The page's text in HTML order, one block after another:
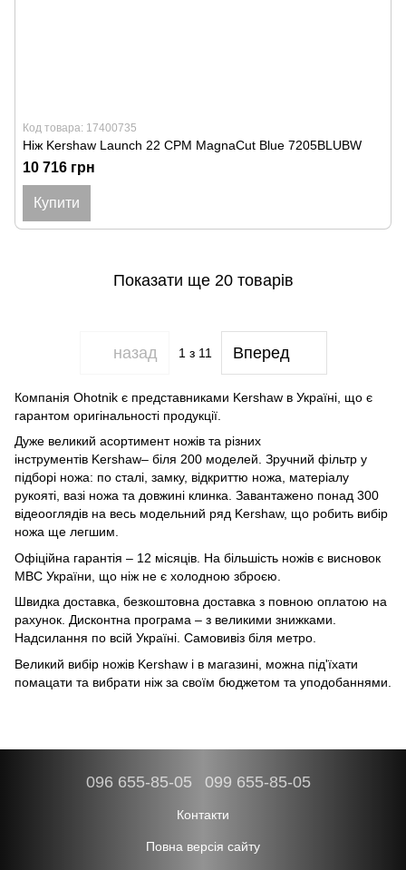
Код товара: 17400735
Ніж Kershaw Launch 22 CPM MagnaCut Blue 7205BLUBW
10 716 грн
Купити
Показати ще 20 товарів
назад 1 з 11 Вперед
Компанія Ohotnik є представниками Kershaw в Україні, що є
гарантом оригінальності продукції.
Дуже великий асортимент ножів та різних
інструментів Kershaw– біля 200 моделей. Зручний фільтр у
підборі ножа: по сталі, замку, відкриттю ножа, матеріалу
рукояті, вазі ножа та довжині клинка. Завантажено понад 300
відеооглядів на весь модельний ряд Kershaw, що робить вибір
ножа ще легшим.
Офіційна гарантія – 12 місяців. На більшість ножів є висновок
МВС України, що ніж не є холодною зброєю.
Швидка доставка, безкоштовна доставка з повною оплатою на
рахунок. Дисконтна програма – з великими знижками.
Надсилання по всій Україні. Самовивіз біля метро.
Великий вибір ножів Kershaw і в магазині, можна під'їхати
помацати та вибрати ніж за своїм бюджетом та уподобаннями.
096 655-85-05 099 655-85-05
Контакти
Повна версія сайту